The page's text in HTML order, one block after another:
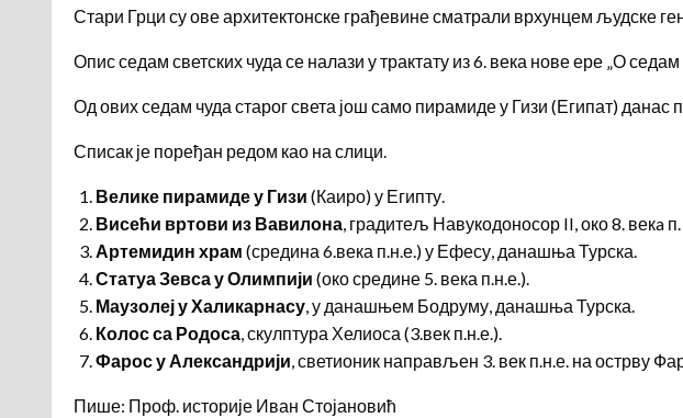
Стари Грци су ове архитектонске грађевине сматрали врхунцем људске
Опис седам светских чуда се налази у трактату из 6. века нове ере „О седам
Од ових седам чуда старог света још само пирамиде у Гизи (Египат) данас
Списак је поређан редом као на слици.
Велике пирамиде у Гизи (Каиро) у Египту.
Висећи вртови из Вавилона, градитељ Навукодоносор II, око 8. векa п.
Артемидин храм (средина 6.века п.н.е.) у Ефесу, данашња Турска.
Статуа Зевса у Олимпији (око средине 5. века п.н.е.).
Маузолеј у Халикарнасу, у данашњем Бодруму, данашња Турска.
Колос са Родоса, скулптура Хелиоса (3.век п.н.е.).
Фарос у Александрији, светионик направљен 3. век п.н.е. на острву
Пише: Проф. историје Иван Стојановић